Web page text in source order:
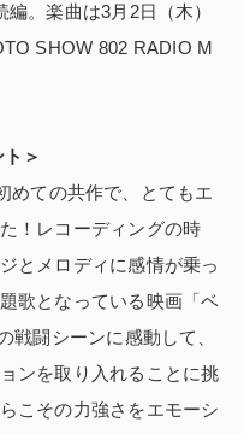
。楽曲は3月2日（木）
SHOW 802 RADIO M
＞
めての共作で、とてもエ
！レコーディングの時
とメロディに感情が乗っ
歌となっている映画「ベ
戦闘シーンに感動して、
ンを取り入れることに挑
こその力強さをエモーシ